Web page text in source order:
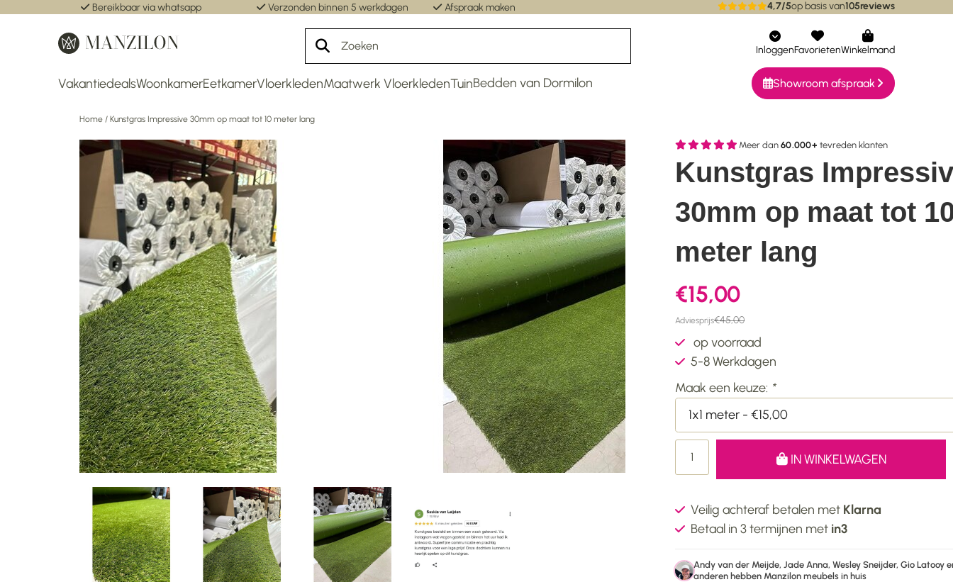
Bereikbaar via whatsapp Verzonden binnen 5 werkdagen Afspraak maken Bereikbaar via whatsapp
4,7/5op basis van105reviews
InloggenFavorietenWinkelmand
VakantiedealsWoonkamerEetkamerVloerkledenMaatwerk VloerkledenTuinBedden van Dormilon Showroom afspraak
Home / Kunstgras Impressive 30mm op maat tot 10 meter lang
Meer dan 60.000+ tevreden klanten
Kunstgras
30mm op maat tot
meter lang
€15,00
Adviesprijs€45,00
op voorraad
5-8 Werkdagen
Maak een keuze: *
1x1 meter - €15,00
IN WINKELWAGEN
Veilig achteraf betalen met Klarna
Betaal in 3 termijnen met in3
Andy van der Meijde, Jade Anna, Wesley Sneijder, Gio Latooy
anderen hebben Manzilon meubels in huis